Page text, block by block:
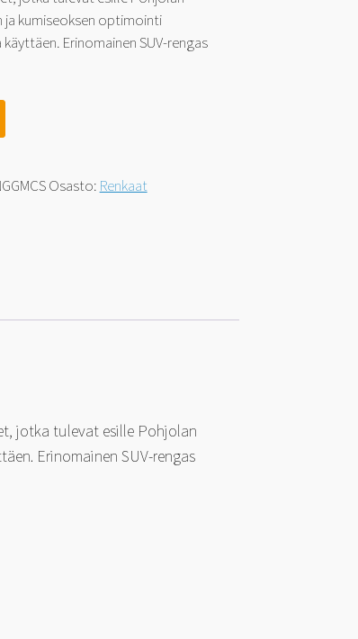
ja kumiseoksen optimointi
Erinomainen SUV-rengas
Osasto: Renkaat
jotka tulevat esille Pohjolan
Erinomainen SUV-rengas